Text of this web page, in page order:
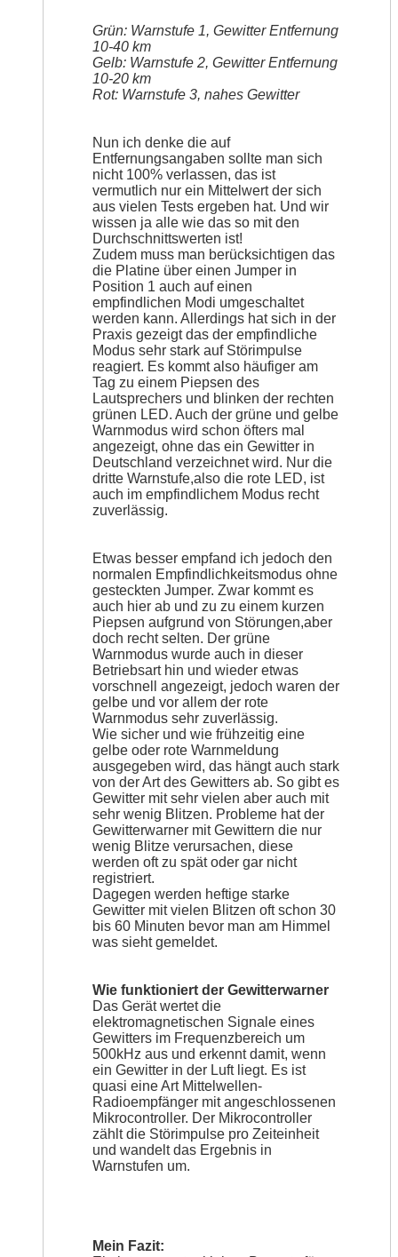
Grün: Warnstufe 1, Gewitter Entfernung
10-40 km
Gelb: Warnstufe 2, Gewitter Entfernung
10-20 km
Rot: Warnstufe 3, nahes Gewitter
Nun ich denke die auf
Entfernungsangaben sollte man sich
nicht 100% verlassen, das ist
vermutlich nur ein Mittelwert der sich
aus vielen Tests ergeben hat. Und wir
wissen ja alle wie das so mit den
Durchschnittswerten ist!
Zudem muss man berücksichtigen das
die Platine über einen Jumper in
Position 1 auch auf einen
empfindlichen Modi umgeschaltet
werden kann. Allerdings hat sich in der
Praxis gezeigt das der empfindliche
Modus sehr stark auf Störimpulse
reagiert. Es kommt also häufiger am
Tag zu einem Piepsen des
Lautsprechers und blinken der rechten
grünen LED. Auch der grüne und gelbe
Warnmodus wird schon öfters mal
angezeigt, ohne das ein Gewitter in
Deutschland verzeichnet wird. Nur die
dritte Warnstufe,also die rote LED, ist
auch im empfindlichem Modus recht
zuverlässig.
Etwas besser empfand ich jedoch den
normalen Empfindlichkeitsmodus ohne
gesteckten Jumper. Zwar kommt es
auch hier ab und zu zu einem kurzen
Piepsen aufgrund von Störungen,aber
doch recht selten. Der grüne
Warnmodus wurde auch in dieser
Betriebsart hin und wieder etwas
vorschnell angezeigt, jedoch waren der
gelbe und vor allem der rote
Warnmodus sehr zuverlässig.
Wie sicher und wie frühzeitig eine
gelbe oder rote Warnmeldung
ausgegeben wird, das hängt auch stark
von der Art des Gewitters ab. So gibt es
Gewitter mit sehr vielen aber auch mit
sehr wenig Blitzen. Probleme hat der
Gewitterwarner mit Gewittern die nur
wenig Blitze verursachen, diese
werden oft zu spät oder gar nicht
registriert.
Dagegen werden heftige starke
Gewitter mit vielen Blitzen oft schon 30
bis 60 Minuten bevor man am Himmel
was sieht gemeldet.
Wie funktioniert der Gewitterwarner
Das Gerät wertet die
elektromagnetischen Signale eines
Gewitters im Frequenzbereich um
500kHz aus und erkennt damit, wenn
ein Gewitter in der Luft liegt. Es ist
quasi eine Art Mittelwellen-
Radioempfänger mit angeschlossenen
Mikrocontroller. Der Mikrocontroller
zählt die Störimpulse pro Zeiteinheit
und wandelt das Ergebnis in
Warnstufen um.
Mein Fazit: